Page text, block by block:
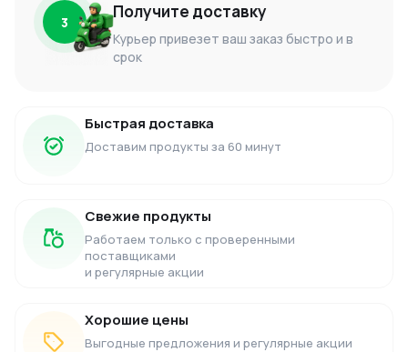
3 Получите доставку
Курьер привезет ваш заказ быстро и в
срок
Быстрая доставка
Доставим продукты за 60 минут
Свежие продукты
Работаем только с проверенными
поставщиками
и регулярные акции
Хорошие цены
Выгодные предложения и регулярные акции